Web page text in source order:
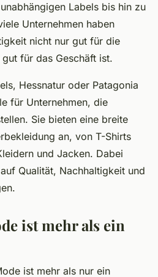
Labels bis hin zu
Unternehmen haben
nicht nur gut für die
für das Geschäft ist.
Hessnatur oder Patagonia
für Unternehmen, die
Sie bieten eine breite
an, von T-Shirts
und Jacken. Dabei
Qualität, Nachhaltigkeit und
ist mehr als ein
ist mehr als nur ein